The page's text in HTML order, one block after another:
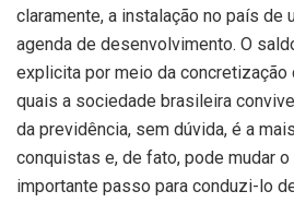
claramente, a instalação no país de
agenda de desenvolvimento. O
explicita por meio da concretização
quais a sociedade brasileira
da previdência, sem dúvida, é a
conquistas e, de fato, pode mudar
importante passo para conduzi-lo